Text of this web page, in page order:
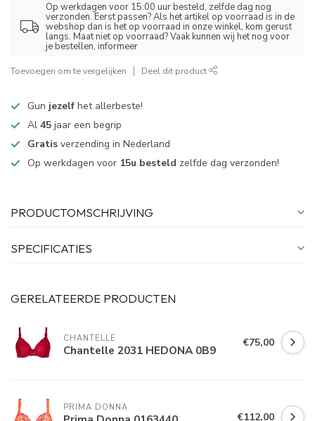
Op werkdagen voor 15:00 uur besteld, zelfde dag nog
verzonden. Eerst passen? Als het artikel op voorraad is in de
webshop dan is het op voorraad in onze winkel, kom gerust
langs. Maat niet op voorraad? Vaak kunnen wij het nog voor
je bestellen, informeer
Toevoegen om te vergelijken Deel dit product
Gun jezelf het allerbeste!
Al 45 jaar een begrip
Gratis verzending in Nederland
Op werkdagen voor 15u besteld zelfde dag verzonden!
PRODUCTOMSCHRIJVING
SPECIFICATIES
GERELATEERDE PRODUCTEN
CHANTELLE
Chantelle 2031 HEDONA 0B9 €75,00
PRIMA DONNA
€112,00